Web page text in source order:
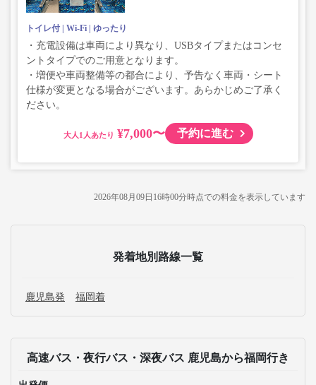
トイレ付 Wi-Fi ゆったり
・充電設備は車両により異なり、USBタイプまたはコンセ
ントタイプでのご用意となります。
・増便や車両整備等の都合により、予告なく車両・シート
仕様が変更となる場合がございます。あらかじめご了承く
ださい。
大人 ¥7,000〜 予約に進む
2026年08月09日16時00分時点での料金を表示しています
発着地別路線一覧
鹿児島発 福岡着
高速バス・夜行バス・深夜バス 鹿児島から福岡行き